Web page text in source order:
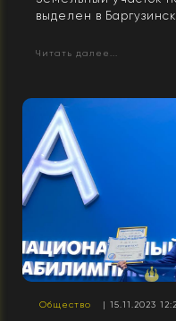
выделен в
Читать далее...
Общество | 15.11.2023